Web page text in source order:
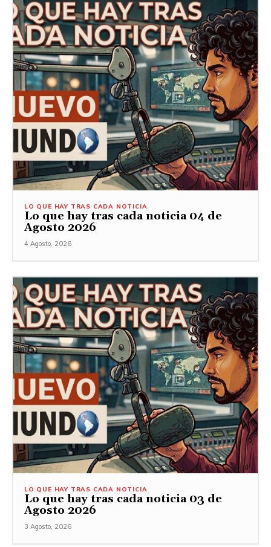
LO QUE HAY TRAS CADA NOTICIA
Lo que hay tras cada noticia 04 de
Agosto 2026
4 Agosto, 2026
LO QUE HAY TRAS CADA NOTICIA
Lo que hay tras cada noticia 03 de
Agosto 2026
3 Agosto, 2026